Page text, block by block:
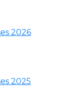
2026
2025